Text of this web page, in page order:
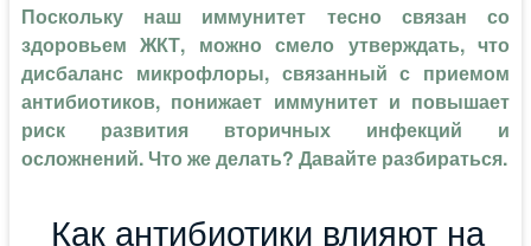
Поскольку наш иммунитет тесно связан со
здоровьем ЖКТ, можно смело утверждать, что
дисбаланс микрофлоры, связанный с приемом
антибиотиков, понижает иммунитет и повышает
риск развития вторичных инфекций и
осложнений. Что же делать? Давайте разбираться.
Как антибиотики влияют на